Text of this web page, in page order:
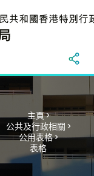
主頁 >
公共及行政相關 >
公用表格 >
表格